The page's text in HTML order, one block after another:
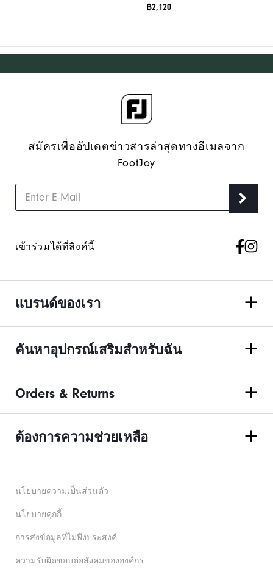
฿2,120
สมัครเพื่ออัปเดตข่าวสารล่าสุดทางอีเมลจาก
FootJoy
เข้าร่วมได้ที่ลิงค์นี้
แบรนด์ของเรา
ค้นหาอุปกรณ์เสริมสำหรับฉัน
Orders & Returns
ต้องการความช่วยเหลือ
นโยบายความเป็นส่วนตัว
นโยบายคุกกี้
การส่งข้อมูลที่ไม่พึงประสงค์
ความรับผิดชอบต่อสังคมขององค์กร